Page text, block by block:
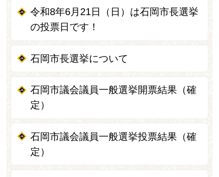
令和8年6月21日（日）は石岡市長選挙
の投票日です！
石岡市長選挙について
石岡市議会議員一般選挙開票結果（確
定）
石岡市議会議員一般選挙投票結果（確
定）